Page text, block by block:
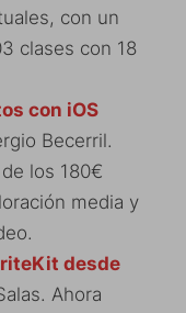
con un
clases con 18
con iOS
Becerril.
los 180€
media y
desde
Ahora